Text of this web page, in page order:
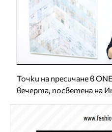
Точки на пресичане в
вечерта, посветена на